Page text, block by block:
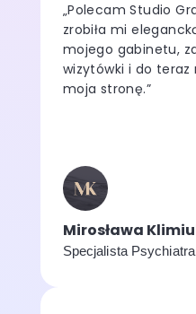
„Polecam Studio
zrobiła mi
mojego gabinetu,
wizytówki i do teraz
moja stronę.”
Mirosława
Specjalista Psychiatra